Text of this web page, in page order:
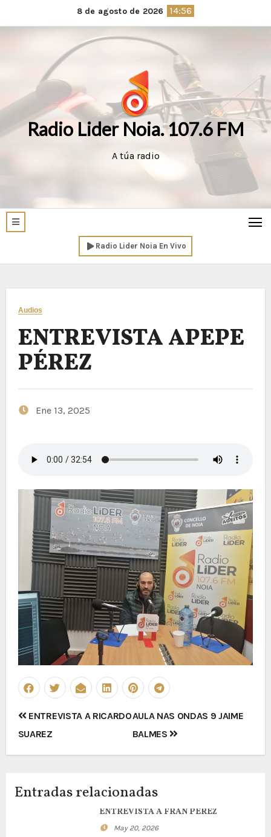
al
8 de agosto de 2026 14:56
Radio Lider Noia. 107.6 FM
A túa radio
Radio Lider Noia En Vivo
Audios
ENTREVISTA APEPE
PÉREZ
Ene 13, 2025
Navegación
de
entradas
ENTREVISTA A RICARDO
SUAREZ
AULA NAS ONDAS 9 JAIME
BALMES
Entradas relacionadas
ENTREVISTA A FRAN PEREZ
May 20, 2026